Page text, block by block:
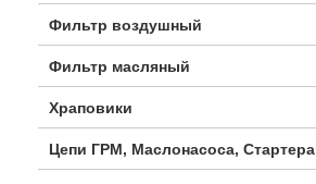
Фильтр воздушный
Фильтр масляный
Храповики
Цепи ГРМ, Маслонасоса, Стартера